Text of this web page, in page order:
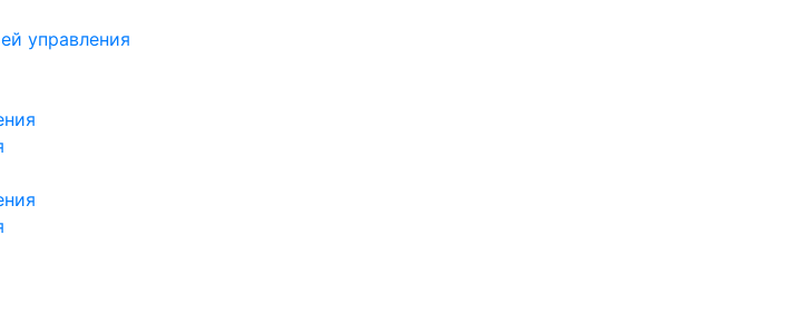
управления